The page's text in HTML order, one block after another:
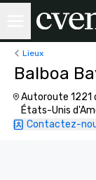
Lieux
Balboa
Autoroute 1221
États-Unis
Contactez-